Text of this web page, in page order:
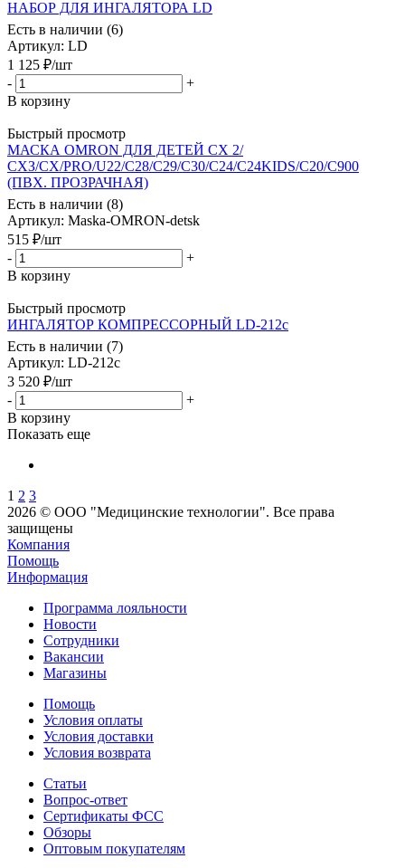
НАБОР ДЛЯ ИНГАЛЯТОРА LD
Есть в наличии (6)
Артикул: LD
1 125 ₽/шт
-
+
В корзину
Быстрый просмотр
МАСКА OMRON ДЛЯ ДЕТЕЙ СХ 2/
СХЗ/CX/PRO/U22/C28/C29/C30/C24/C24KIDS/C20/C900
(ПВХ. ПРОЗРАЧНАЯ)
Есть в наличии (8)
Артикул: Maska-OMRON-detsk
515 ₽/шт
-
+
В корзину
Быстрый просмотр
ИНГАЛЯТОР КОМПРЕССОРНЫЙ LD-212с
Есть в наличии (7)
Артикул: LD-212с
3 520 ₽/шт
-
+
В корзину
Показать еще
1 2 3
2026 © ООО "Медицинские технологии". Все права
защищены
Компания
Помощь
Информация
Программа лояльности
Новости
Сотрудники
Вакансии
Магазины
Помощь
Условия оплаты
Условия доставки
Условия возврата
Статьи
Вопрос-ответ
Сертификаты ФСС
Обзоры
Оптовым покупателям